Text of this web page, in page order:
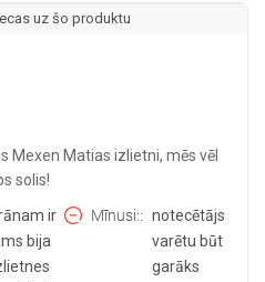
uz šo produktu
Mexen Matias izlietni, mēs vēl
solis!
ir
bija
Mīnusi:
notecētājs
varētu būt
garāks